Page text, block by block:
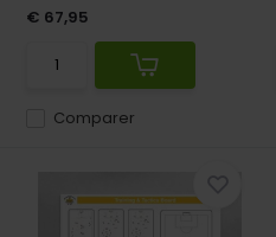
Comparer
€ 67,95